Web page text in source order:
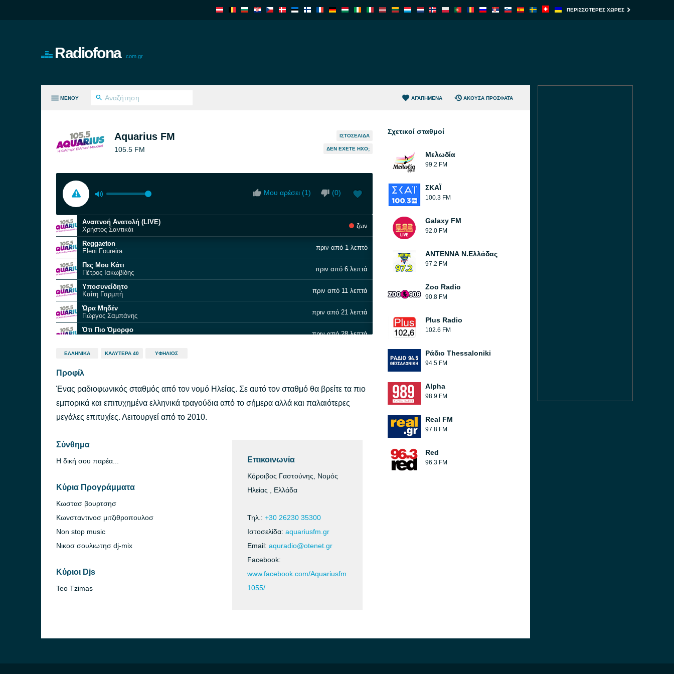
ΠΕΡΙΣΣΌΤΕΡΕΣ ΧΏΡΕΣ
Radiofona .com.gr
ΜΕΝΟΎ ΑΓΑΠΗΜΈΝΑ ΆΚΟΥΣΑ ΠΡΌΣΦΑΤΑ
Aquarius FM
105.5 FM
ΙΣΤΟΣΕΛΊΔΑ
ΔΕΝ ΈΧΕΤΕ ΉΧΟ;
Μου αρέσει (1) (0)
Αναπνοή Ανατολή (LIVE)
Χρήστος Σαντικάι
ζων
Reggaeton
Eleni Foureira
πριν από 1 λεπτό
Πες Μου Κάτι
Πέτρος Ιακωβίδης
πριν από 6 λεπτά
Υποσυνείδητο
Καίτη Γαρμπή
πριν από 11 λεπτά
Ώρα Μηδέν
Γιώργος Σαμπάνης
πριν από 21 λεπτά
Ότι Πιο Όμορφο
πριν από 28 λεπτά
Αναστασία
Σαν Έρθει Η Μέρα
Alleluia
Ελένη Φουρέιρα
πριν από 43 λεπτά
Τι Κάνεις
Nino, Josephine
ΕΛΛΗΝΙΚΆ ΚΑΛΎΤΕΡΑ 40 ΥΦΉΛΙΟΣ
Προφίλ
Ένας ραδιοφωνικός σταθμός από τον νομό Ηλείας. Σε αυτό τον σταθμό θα βρείτε τα πιο
εμπορικά και επιτυχημένα ελληνικά τραγούδια από το σήμερα αλλά και παλαιότερες
μεγάλες επιτυχίες. Λειτουργεί από το 2010.
Σύνθημα
Η δική σου παρέα...
Κύρια Προγράμματα
Κωστασ βουρτσησ
Κωνσταντινοσ μιτζιθροπουλοσ
Non stop music
Νικοσ σουλιωτησ dj-mix
Κύριοι Djs
Teo Tzimas
Επικοινωνία
Κόροιβος Γαστούνης, Νομός
Ηλείας , Ελλάδα
Τηλ.: +30 26230 35300
Ιστοσελίδα: aquariusfm.gr
Email: aquradio@otenet.gr
Facebook:
www.facebook.com/Aquariusfm
1055/
Σχετικοί σταθμοί
Μελωδία
99.2 FM
ΣΚΑΪ
100.3 FM
Galaxy FM
92.0 FM
ΑΝΤΕΝΝΑ Ν.Ελλάδας
97.2 FM
Zoo Radio
90.8 FM
Plus Radio
102.6 FM
Ράδιο Thessaloniki
94.5 FM
Alpha
98.9 FM
Real FM
97.8 FM
Red
96.3 FM